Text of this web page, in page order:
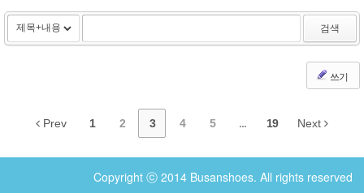
검색
쓰기
Prev 1 2 3 4 5 ... 19 Next
Copyright ⓒ 2014 Busanshoes. All rights reserved